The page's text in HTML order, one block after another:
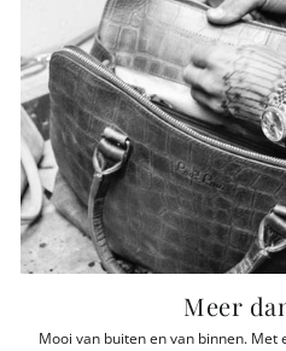
Meer
Mooi van buiten en van binnen.